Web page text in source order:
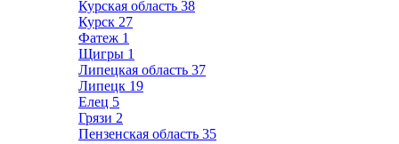
Курская область 38
Курск 27
Фатеж 1
Щигры 1
Липецкая область 37
Липецк 19
Елец 5
Грязи 2
Пензенская область 35